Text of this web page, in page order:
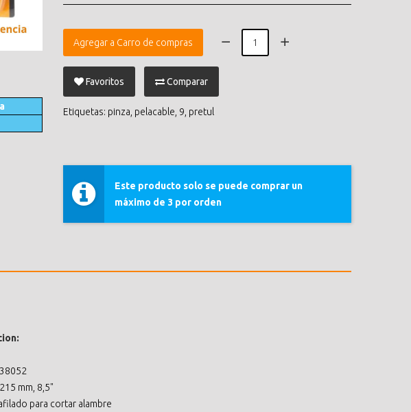
Agregar a Carro de compras
Favoritos Comparar
Etiquetas: pinza pelacable 9 pretul
Este producto solo se puede comprar un
máximo de 3 por orden
mm, 8,5"
para cortar alambre